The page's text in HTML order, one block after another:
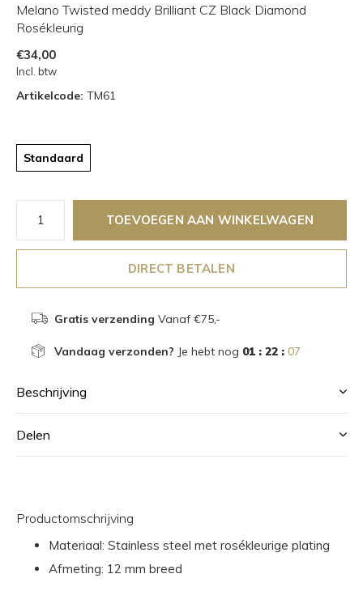
Melano Twisted meddy Brilliant CZ Black Diamond
Rosékleurig
€34,00
Incl. btw
Artikelcode: TM61
Standaard
TOEVOEGEN AAN WINKELWAGEN
DIRECT BETALEN
Gratis verzending Vanaf €75,-
Vandaag verzonden? Je hebt nog 01 : 22 : 07
Beschrijving
Delen
Productomschrijving
Materiaal: Stainless steel met rosékleurige plating
Afmeting: 12 mm breed